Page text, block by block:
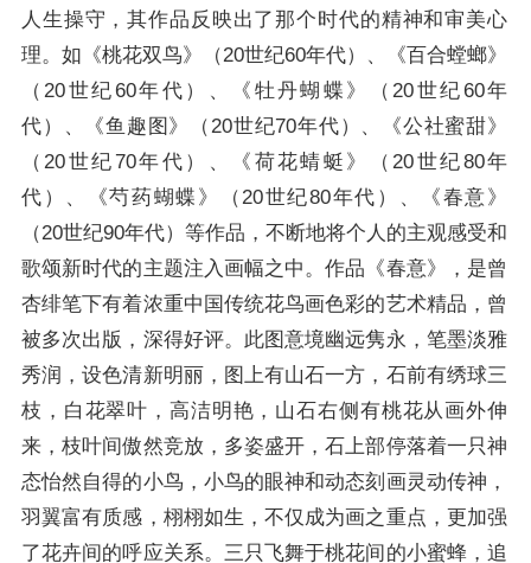
人生操守，其作品反映出了那个时代的精神和审美心
理。如《桃花双鸟》（20世纪60年代）、《百合螳螂》
（20世纪60年代）、《牡丹蝴蝶》（20世纪60年
代）、《鱼趣图》（20世纪70年代）、《公社蜜甜》
（20世纪70年代）、《荷花蜻蜓》（20世纪80年
代）、《芍药蝴蝶》（20世纪80年代）、《春意》
（20世纪90年代）等作品，不断地将个人的主观感受和
歌颂新时代的主题注入画幅之中。作品《春意》，是曾
杏绯笔下有着浓重中国传统花鸟画色彩的艺术精品，曾
被多次出版，深得好评。此图意境幽远隽永，笔墨淡雅
秀润，设色清新明丽，图上有山石一方，石前有绣球三
枝，白花翠叶，高洁明艳，山石右侧有桃花从画外伸
来，枝叶间傲然竞放，多姿盛开，石上部停落着一只神
态怡然自得的小鸟，小鸟的眼神和动态刻画灵动传神，
羽翼富有质感，栩栩如生，不仅成为画之重点，更加强
了花卉间的呼应关系。三只飞舞于桃花间的小蜜蜂，追